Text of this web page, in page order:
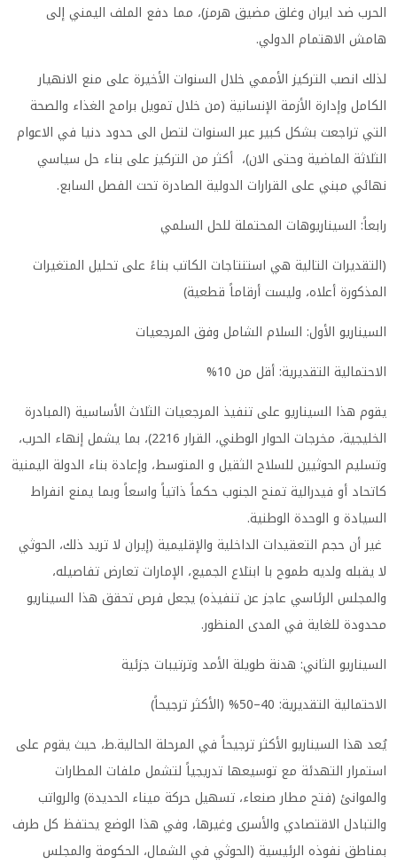
الحرب ضد ايران وغلق مضيق هرمز)، مما دفع الملف اليمني إلى
هامش الاهتمام الدولي.
لذلك انصب التركيز الأممي خلال السنوات الأخيرة على منع الانهيار
الكامل وإدارة الأزمة الإنسانية (من خلال تمويل برامج الغذاء والصحة
التي تراجعت بشكل كبير عبر السنوات لتصل الى حدود دنيا في الاعوام
الثلاثة الماضية وحتى الان)، أكثر من التركيز على بناء حل سياسي
نهائي مبني على القرارات الدولية الصادرة تحت الفصل السابع.
رابعاً: السيناريوهات المحتملة للحل السلمي
(التقديرات التالية هي استنتاجات الكاتب بناءً على تحليل المتغيرات
المذكورة أعلاه، وليست أرقاماً قطعية)
السيناريو الأول: السلام الشامل وفق المرجعيات
الاحتمالية التقديرية: أقل من 10%
يقوم هذا السيناريو على تنفيذ المرجعيات الثلاث الأساسية (المبادرة
الخليجية، مخرجات الحوار الوطني، القرار 2216)، بما يشمل إنهاء الحرب،
وتسليم الحوثيين للسلاح الثقيل و المتوسط، وإعادة بناء الدولة اليمنية
كاتحاد أو فيدرالية تمنح الجنوب حكماً ذاتياً واسعاً وبما يمنع انفراط
السيادة و الوحدة الوطنية.
غير أن حجم التعقيدات الداخلية والإقليمية (إيران لا تريد ذلك، الحوثي
لا يقبله ولديه طموح با ابتلاع الجميع، الإمارات تعارض تفاصيله،
والمجلس الرئاسي عاجز عن تنفيذه) يجعل فرص تحقق هذا السيناريو
محدودة للغاية في المدى المنظور.
السيناريو الثاني: هدنة طويلة الأمد وترتيبات جزئية
الاحتمالية التقديرية: 40–50% (الأكثر ترجيحاً)
يُعد هذا السيناريو الأكثر ترجيحاً في المرحلة الحالية.ط، حيث يقوم على
استمرار التهدئة مع توسيعها تدريجياً لتشمل ملفات المطارات
والموانئ (فتح مطار صنعاء، تسهيل حركة ميناء الحديدة) والرواتب
والتبادل الاقتصادي والأسرى وغيرها، وفي هذا الوضع يحتفظ كل طرف
بمناطق نفوذه الرئيسية (الحوثي في الشمال، الحكومة والمجلس